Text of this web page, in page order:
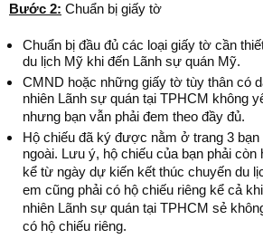
Bước 2: Chuẩn bị giấy tờ
Chuẩn bị đầu đủ các loại giấy tờ cần
du lịch Mỹ khi đến Lãnh sự quán Mỹ.
CMND hoặc những giấy tờ tùy thân có
nhiên Lãnh sự quán tại TPHCM không
nhưng bạn vẫn phải đem theo đầy đủ.
Hộ chiếu đã ký được nằm ở trang 3 bạn
ngoài. Lưu ý, hộ chiếu của bạn phải
kể từ ngày dự kiến kết thúc chuyến du
em cũng phải có hộ chiếu riêng kể cả
nhiên Lãnh sự quán tại TPHCM sẻ
có hộ chiếu riêng.